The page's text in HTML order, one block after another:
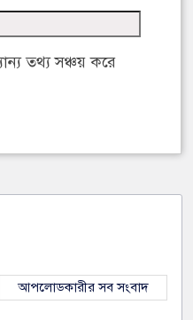
তথ্য সঞ্চয় করে
আপলোডকারীর সব সংবাদ